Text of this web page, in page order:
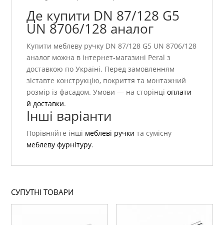
Де купити DN 87/128 G5
UN 8706/128 аналог
Купити меблеву ручку DN 87/128 G5 UN 8706/128
аналог можна в інтернет-магазині Peral з
доставкою по Україні. Перед замовленням
зіставте конструкцію, покриття та монтажний
розмір із фасадом. Умови — на сторінціоплати
й доставки.
Інші варіанти
Порівняйте інші меблеві ручки та сумісну
меблеву фурнітуру.
СУПУТНІ ТОВАРИ